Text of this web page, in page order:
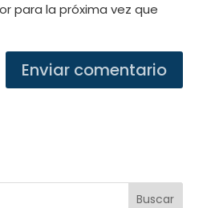
para la próxima vez que